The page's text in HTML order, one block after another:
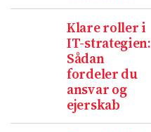
Klare roller i
IT-strategien:
Sådan
fordeler du
ansvar og
ejerskab